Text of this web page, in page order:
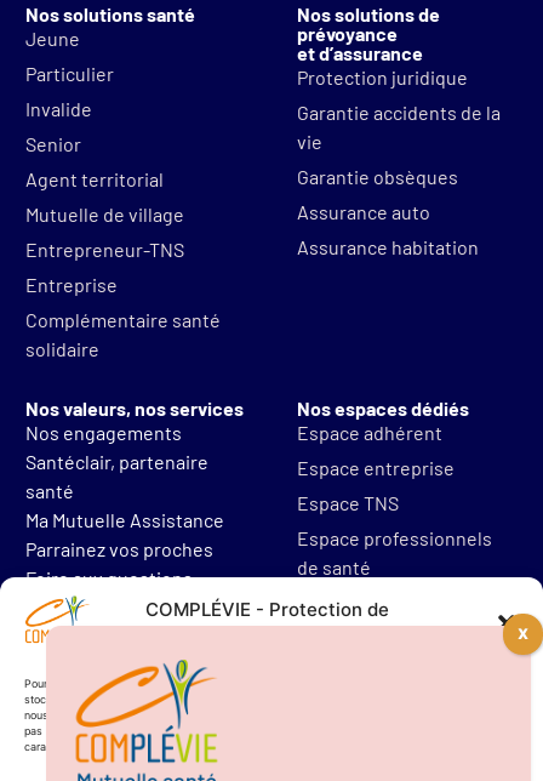
COMPLÉVIE - Protection de
Pour offrir les meilleures expériences, nous utilisons des technologies telles que les cookies pour
stocker et/ou accéder aux informations des appareils. Le fait de consentir à ces technologies
nous permettra de traiter des données telles que le comportement de navigation. Le fait de ne
pas consentir ou de retirer son consentement peut avoir un effet négatif sur certaines
caractéristiques et fonctions.
Nos solutions santé
Jeune
Particulier
Invalide
Senior
Agent territorial
Mutuelle de village
Entrepreneur-TNS
Entreprise
Complémentaire santé
solidaire
Nos solutions de
prévoyance
et d’assurance
Protection juridique
Garantie accidents de la
vie
Garantie obsèques
Assurance auto
Assurance habitation
Nos valeurs, nos services
Nos engagements
Santéclair, partenaire
santé
Ma Mutuelle Assistance
Parrainez vos proches
Foire aux questions
Nos espaces dédiés
Espace adhérent
Espace entreprise
Espace TNS
Espace professionnels
de santé
Mentions légales
Protections des données